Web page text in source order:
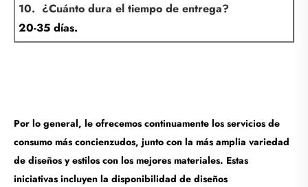
10. ¿Cuánto dura el tiempo de entrega?
20-35 días.
Por lo general, le ofrecemos continuamente los servicios de
consumo más concienzudos, junto con la más amplia variedad
de diseños y estilos con los mejores materiales. Estas
iniciativas incluyen la disponibilidad de diseños